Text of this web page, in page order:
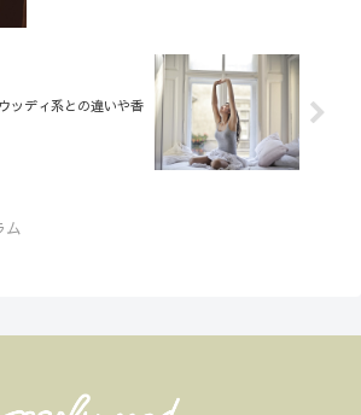
ッディ系との違いや香
ム